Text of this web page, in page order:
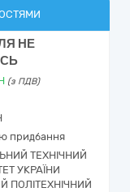
НЕ
(з ПДВ)
придбання
ТЕХНІЧНИЙ
УКРАЇНИ
ПОЛІТЕХНІЧНИЙ